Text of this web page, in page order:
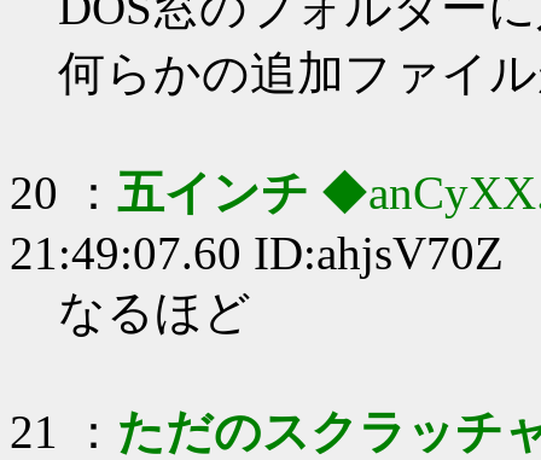
何らかの追加ファイ
20 ： 五インチ
21:49:07.60 ID:ahjsV70Z
なるほど
21 ： ただのスクラッチ